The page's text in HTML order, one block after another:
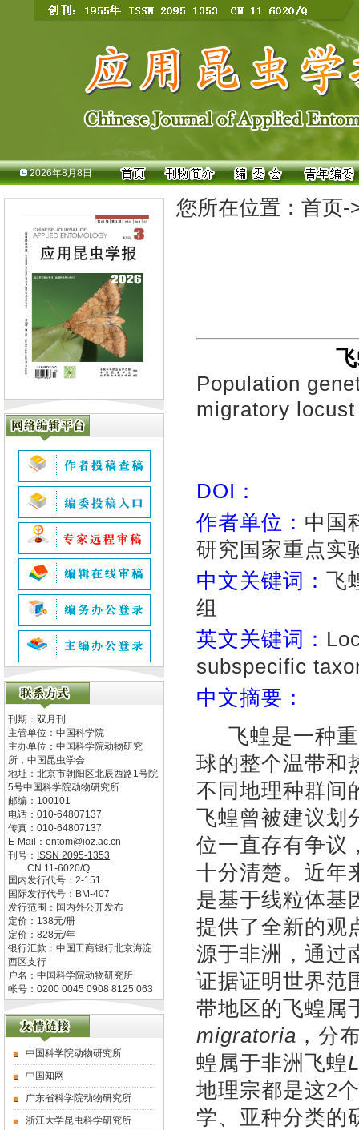
2026年8月8日
刊期：双月刊
主管单位： 中国科学院
主办单位： 中国科学院动物研究
所，中国昆虫学会
地址： 北京市朝阳区北辰西路1号院
5号中国科学院动物研究所
邮编： 100101
电话： 010-64807137
传真： 010-64807137
E-Mail： entom@ioz.ac.cn
刊号： ISSN 2095-1353
CN 11-6020/Q
国内发行代号： 2-151
国际发行代号： BM-407
发行范围：国内外公开发布
定价： 138元/册
定价： 828元/年
银行汇款：中国工商银行北京海淀
西区支行
户名：中国科学院动物研究所
帐号：0200 0045 0908 8125 063
中国科学院动物研究所
中国知网
广东省科学院动物研究所
浙江大学昆虫科学研究所
您所在位置： 首页-
Population
migratory locust
DOI：
作者单位： 中国
研究国家重点实
中文关键词： 飞
组
英文关键词：
subspecific
中文摘要：
飞蝗是一种重
球的整个温带和
不同地理种群间
飞蝗曾被建议划
位一直存有争议
十分清楚。近年
是基于线粒体基
提供了全新的观
源于非洲，通过
证据证明世界范
带地区的飞蝗属
migratoria ，分
蝗属于非洲飞蝗
地理宗都是这2
学、亚种分类的